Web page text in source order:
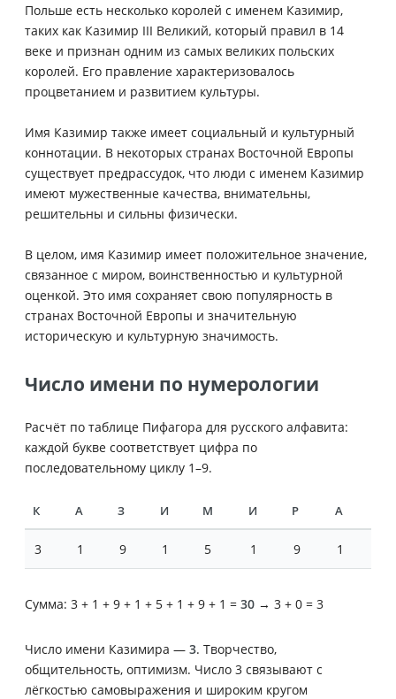
Польше есть несколько королей с именем Казимир,
таких как Казимир III Великий, который правил в 14
веке и признан одним из самых великих польских
королей. Его правление характеризовалось
процветанием и развитием культуры.
Имя Казимир также имеет социальный и культурный
коннотации. В некоторых странах Восточной Европы
существует предрассудок, что люди с именем Казимир
имеют мужественные качества, внимательны,
решительны и сильны физически.
В целом, имя Казимир имеет положительное значение,
связанное с миром, воинственностью и культурной
оценкой. Это имя сохраняет свою популярность в
странах Восточной Европы и значительную
историческую и культурную значимость.
Число имени по нумерологии
Расчёт по таблице Пифагора для русского алфавита:
каждой букве соответствует цифра по
последовательному циклу 1–9.
К А З И М И Р А
3 1 9 1 5 1 9 1
Сумма: 3 + 1 + 9 + 1 + 5 + 1 + 9 + 1 = 30 → 3 + 0 = 3
Число имени Казимира — 3. Творчество,
общительность, оптимизм. Число 3 связывают с
лёгкостью самовыражения и широким кругом